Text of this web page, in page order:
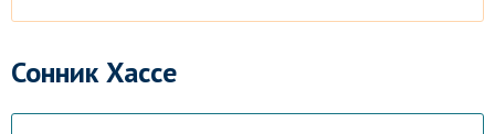
Сонник Хассе